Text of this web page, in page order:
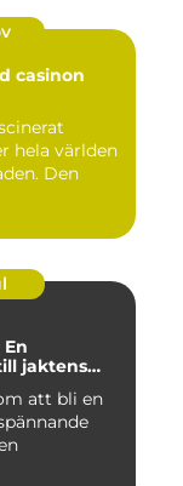
casinon
hela världen
Den
jaktens
att bli en